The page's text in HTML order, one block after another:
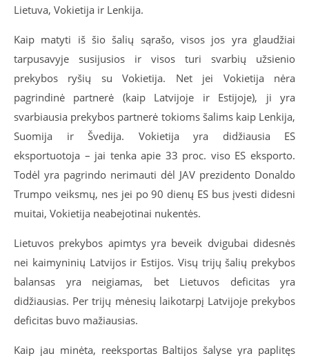
Lietuva, Vokietija ir Lenkija.
Kaip matyti iš šio šalių sąrašo, visos jos yra glaudžiai
tarpusavyje susijusios ir visos turi svarbių užsienio
prekybos ryšių su Vokietija. Net jei Vokietija nėra
pagrindinė partnerė (kaip Latvijoje ir Estijoje), ji yra
svarbiausia prekybos partnerė tokioms šalims kaip Lenkija,
Suomija ir Švedija. Vokietija yra didžiausia ES
eksportuotoja – jai tenka apie 33 proc. viso ES eksporto.
Todėl yra pagrindo nerimauti dėl JAV prezidento Donaldo
Trumpo veiksmų, nes jei po 90 dienų ES bus įvesti didesni
muitai, Vokietija neabejotinai nukentės.
Lietuvos prekybos apimtys yra beveik dvigubai didesnės
nei kaimyninių Latvijos ir Estijos. Visų trijų šalių prekybos
balansas yra neigiamas, bet Lietuvos deficitas yra
didžiausias. Per trijų mėnesių laikotarpį Latvijoje prekybos
deficitas buvo mažiausias.
Kaip jau minėta, reeksportas Baltijos šalyse yra paplitęs